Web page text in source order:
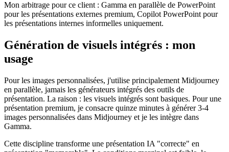
Mon arbitrage pour ce client : Gamma en parallèle de PowerPoint
pour les présentations externes premium, Copilot PowerPoint pour
les présentations internes informelles uniquement.
Génération de visuels intégrés : mon
usage
Pour les images personnalisées, j'utilise principalement Midjourney
en parallèle, jamais les générateurs intégrés des outils de
présentation. La raison : les visuels intégrés sont basiques. Pour une
présentation premium, je consacre quinze minutes à générer 3-4
images personnalisées dans Midjourney et je les intègre dans
Gamma.
Cette discipline transforme une présentation IA "correcte" en